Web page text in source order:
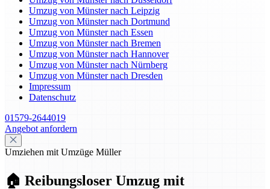
Umzug von Münster nach Leipzig
Umzug von Münster nach Dortmund
Umzug von Münster nach Essen
Umzug von Münster nach Bremen
Umzug von Münster nach Hannover
Umzug von Münster nach Nürnberg
Umzug von Münster nach Dresden
Impressum
Datenschutz
01579-2644019
Angebot anfordern
Umziehen mit Umzüge Müller
🏠 Reibungsloser Umzug mit